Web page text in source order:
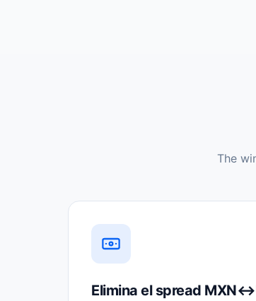
The
Elimina el spread